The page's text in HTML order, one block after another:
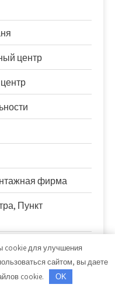
центр
фирма
Пункт
cookie для улучшения
сайтом, вы даете
cookie.
OK